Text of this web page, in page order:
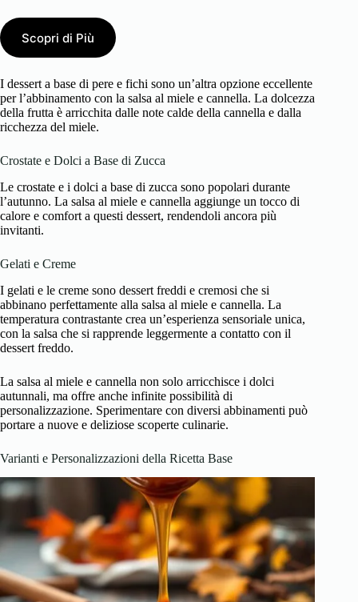
Scopri di Più
I dessert a base di pere e fichi sono un’altra opzione eccellente
per l’abbinamento con la salsa al miele e cannella. La dolcezza
della frutta è arricchita dalle note calde della cannella e dalla
ricchezza del miele.
Crostate e Dolci a Base di Zucca
Le crostate e i dolci a base di zucca sono popolari durante
l’autunno. La salsa al miele e cannella aggiunge un tocco di
calore e comfort a questi dessert, rendendoli ancora più
invitanti.
Gelati e Creme
I gelati e le creme sono dessert freddi e cremosi che si
abbinano perfettamente alla salsa al miele e cannella. La
temperatura contrastante crea un’esperienza sensoriale unica,
con la salsa che si rapprende leggermente a contatto con il
dessert freddo.
La salsa al miele e cannella non solo arricchisce i dolci
autunnali, ma offre anche infinite possibilità di
personalizzazione. Sperimentare con diversi abbinamenti può
portare a nuove e deliziose scoperte culinarie.
Varianti e Personalizzazioni della Ricetta Base